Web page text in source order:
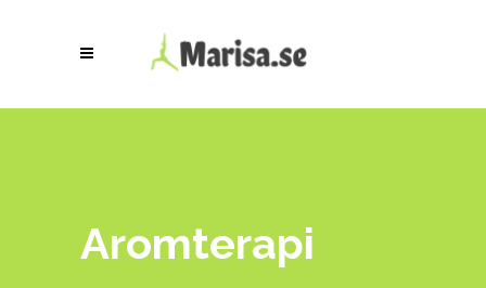
Aromterapi